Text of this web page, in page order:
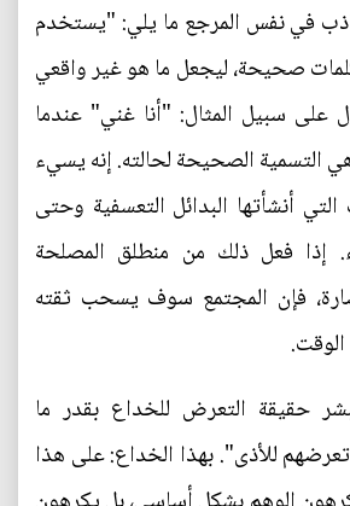
في نفس المرجع ما يلي: "يستخدم
صحيحة، ليجعل ما هو غير واقعي
على سبيل المثال: "أنا غني" عندما
التسمية الصحيحة لحالته. إنه يسيء
التي أنشأتها البدائل التعسفية وحتى
إذا فعل ذلك من منطلق المصلحة
فإن المجتمع سوف يسحب ثقته
حقيقة التعرض للخداع بقدر ما
للأذى". بهذا الخداع: على هذا